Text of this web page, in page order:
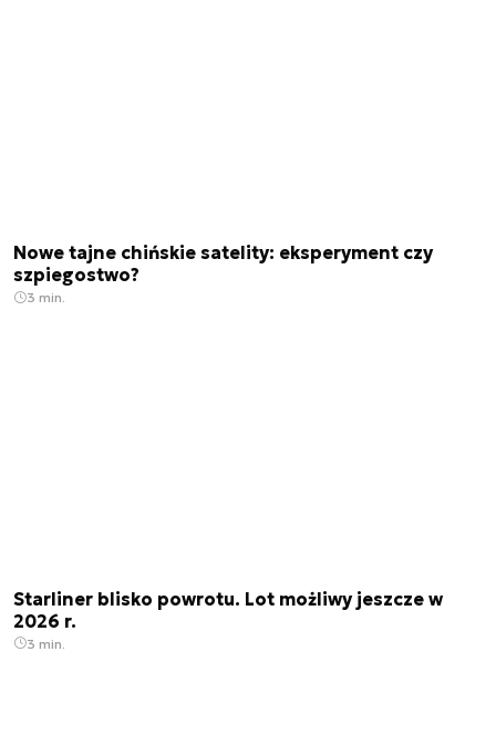
Nowe tajne chińskie satelity: eksperyment czy
szpiegostwo?
3 min.
Starliner blisko powrotu. Lot możliwy jeszcze w
2026 r.
3 min.